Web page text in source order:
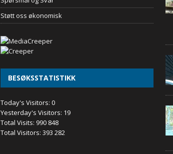
Støtt oss økonomisk
BESØKSSTATISTIKK
Today's Visitors:0
Yesterday's Visitors: 19
Total Visits: 990 848
Total Visitors:393 282